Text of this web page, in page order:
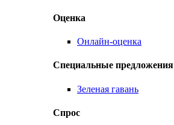
Оценка
Онлайн-оценка
Специальные предложения
Зеленая гавань
Спрос